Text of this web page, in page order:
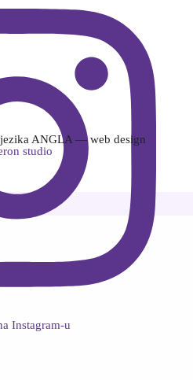
Instagram-u
ANGLA — web design
studio